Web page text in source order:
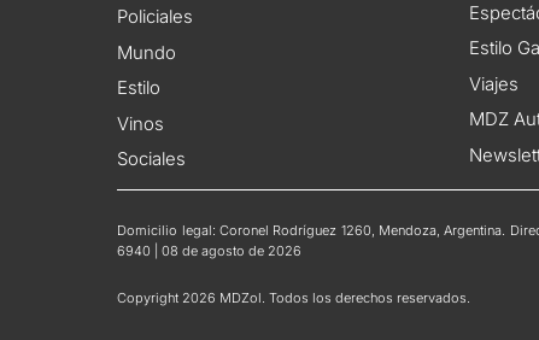
Policiales
Mundo
Estilo
Vinos
Sociales
Estilo
Viajes
MDZ
Domicilio legal: Coronel Rodríguez 1260, Mendoza, Argentina.
6940 | 08 de agosto de 2026
Copyright 2026 MDZol. Todos los derechos reservados.